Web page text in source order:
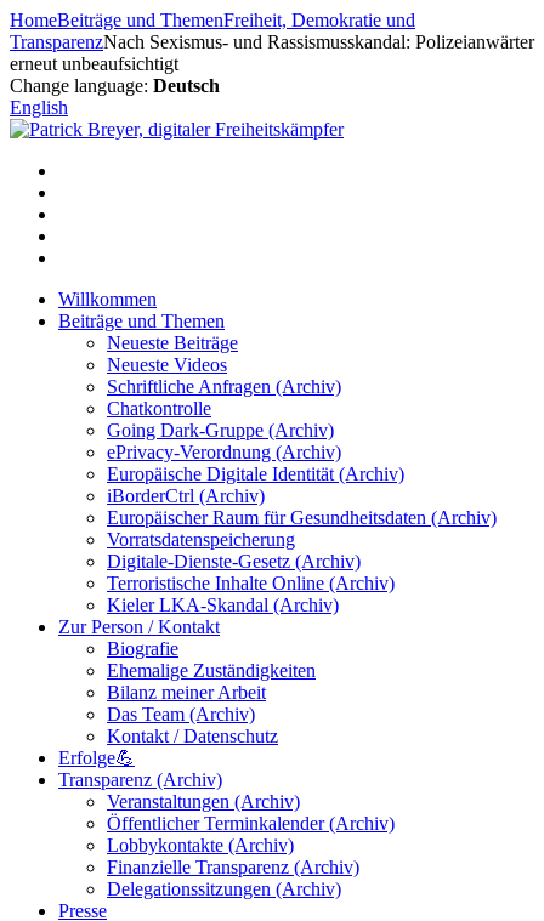
Zum
Inhalt
springen
HomeBeiträge und ThemenFreiheit, Demokratie und
TransparenzNach Sexismus- und Rassismusskandal: Polizeianwärter
erneut unbeaufsichtigt
Change language: Deutsch
English
Willkommen
Beiträge und Themen
Neueste Beiträge
Neueste Videos
Schriftliche Anfragen (Archiv)
Chatkontrolle
Going Dark-Gruppe (Archiv)
ePrivacy-Verordnung (Archiv)
Europäische Digitale Identität (Archiv)
iBorderCtrl (Archiv)
Europäischer Raum für Gesundheitsdaten (Archiv)
Vorratsdatenspeicherung
Digitale-Dienste-Gesetz (Archiv)
Terroristische Inhalte Online (Archiv)
Kieler LKA-Skandal (Archiv)
Zur Person / Kontakt
Biografie
Ehemalige Zuständigkeiten
Bilanz meiner Arbeit
Das Team (Archiv)
Kontakt / Datenschutz
Erfolge💪
Transparenz (Archiv)
Veranstaltungen (Archiv)
Öffentlicher Terminkalender (Archiv)
Lobbykontakte (Archiv)
Finanzielle Transparenz (Archiv)
Delegationssitzungen (Archiv)
Presse